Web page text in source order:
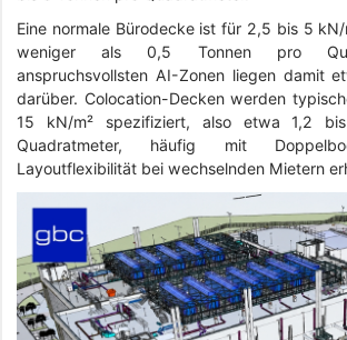
Eine normale Bürodecke ist für 2,5 bis 5
weniger als 0,5 Tonnen pro
anspruchsvollsten AI-Zonen liegen damit
darüber. Colocation-Decken werden
15 kN/m² spezifiziert, also etwa 1,2
Quadratmeter, häufig mit
Layoutflexibilität bei wechselnden Mietern